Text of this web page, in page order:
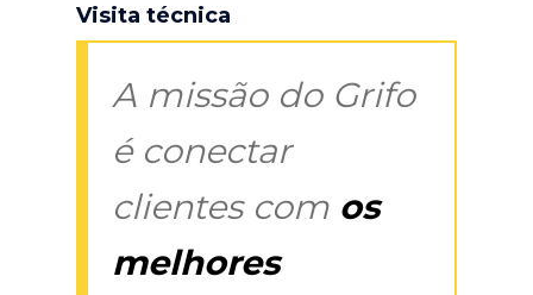
Visita técnica
A missão do Grifo
é conectar
clientes com os
melhores